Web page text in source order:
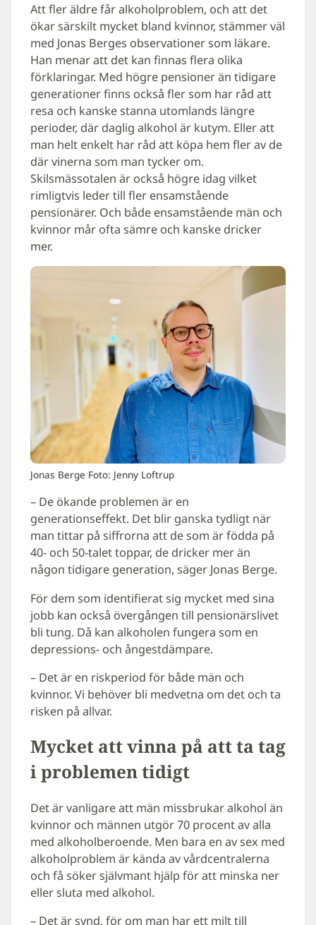
Att fler äldre får alkoholproblem, och att det
ökar särskilt mycket bland kvinnor, stämmer väl
med Jonas Berges observationer som läkare.
Han menar att det kan finnas flera olika
förklaringar. Med högre pensioner än tidigare
generationer finns också fler som har råd att
resa och kanske stanna utomlands längre
perioder, där daglig alkohol är kutym. Eller att
man helt enkelt har råd att köpa hem fler av de
där vinerna som man tycker om.
Skilsmässotalen är också högre idag vilket
rimligtvis leder till fler ensamstående
pensionärer. Och både ensamstående män och
kvinnor mår ofta sämre och kanske dricker
mer.
Jonas Berge Foto: Jenny Loftrup
– De ökande problemen är en
generationseffekt. Det blir ganska tydligt när
man tittar på siffrorna att de som är födda på
40- och 50-talet toppar, de dricker mer än
någon tidigare generation, säger Jonas Berge.
För dem som identifierat sig mycket med sina
jobb kan också övergången till pensionärslivet
bli tung. Då kan alkoholen fungera som en
depressions- och ångestdämpare.
– Det är en riskperiod för både män och
kvinnor. Vi behöver bli medvetna om det och ta
risken på allvar.
Mycket att vinna på att ta tag
i problemen tidigt
Det är vanligare att män missbrukar alkohol än
kvinnor och männen utgör 70 procent av alla
med alkoholberoende. Men bara en av sex med
alkoholproblem är kända av vårdcentralerna
och få söker självmant hjälp för att minska ner
eller sluta med alkohol.
– Det är synd, för om man har ett milt till